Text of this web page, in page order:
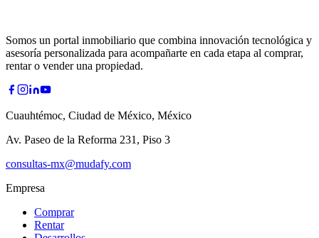
Somos un portal inmobiliario que combina innovación tecnológica y
asesoría personalizada para acompañarte en cada etapa al comprar,
rentar o vender una propiedad.
Cuauhtémoc, Ciudad de México, México
Av. Paseo de la Reforma 231, Piso 3
consultas-mx@mudafy.com
Empresa
Comprar
Rentar